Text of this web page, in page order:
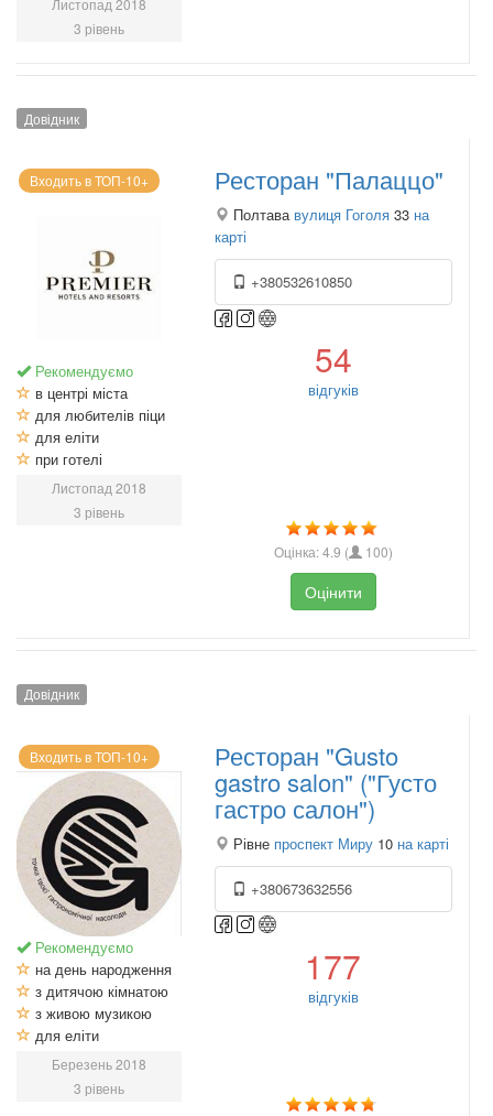
3 рівень
Довідник
Входить в ТОП-10+
Рекомендуємо
в центрі міста
для любителів піци
для еліти
при готелі
Листопад 2018
3 рівень
Ресторан "Палаццо"
Полтава вулиця Гоголя 33 на
карті
+380532610850
54
відгуків
Оцінка:4.9 ( 100)
Оцінити
Довідник
Входить в ТОП-10+
Рекомендуємо
на день народження
з дитячою кімнатою
з живою музикою
для еліти
Березень 2018
3 рівень
Ресторан "Gusto
gastro salon" ("Густо
гастро салон")
Рівне проспект Миру 10 на карті
+380673632556
177
відгуків